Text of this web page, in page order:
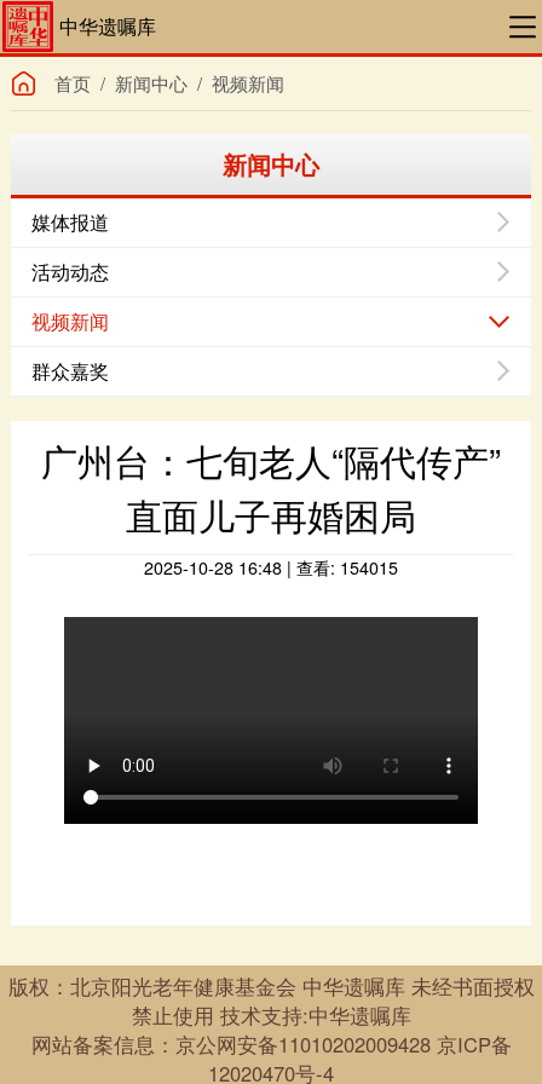
中华遗嘱库
首页/ 新闻中心/ 视频新闻
新闻中心
媒体报道
活动动态
视频新闻
群众嘉奖
直面儿子再婚困局
2025-10-28 16:48 | 查看: 154015
禁止使用 技术支持:中华遗嘱库
网站备案信息： 京公网安备11010202009428
12020470号-4